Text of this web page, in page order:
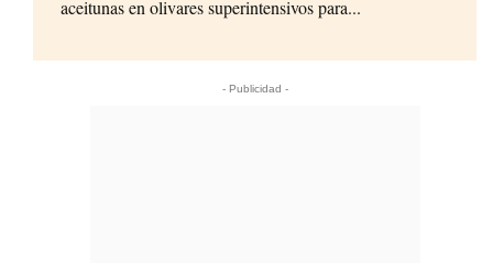
aceitunas en olivares superintensivos para...
- Publicidad -